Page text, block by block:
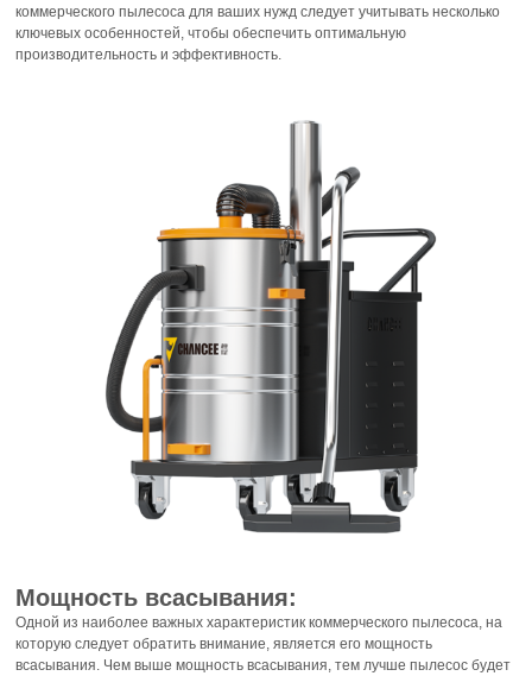
коммерческого пылесоса для ваших нужд следует учитывать несколько
ключевых особенностей, чтобы обеспечить оптимальную
производительность и эффективность.
Мощность всасывания:
Одной из наиболее важных характеристик коммерческого пылесоса, на
которую следует обратить внимание, является его мощность
всасывания. Чем выше мощность всасывания, тем лучше пылесос будет